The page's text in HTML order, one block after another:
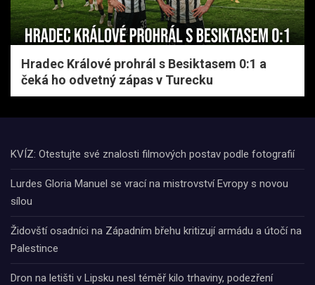
Hradec Králové prohrál s Besiktasem 0:1 a
čeká ho odvetný zápas v Turecku
KVÍZ: Otestujte své znalosti filmových postav podle fotografií
Lurdes Gloria Manuel se vrací na mistrovství Evropy s novou
sílou
Židovští osadníci na Západním břehu kritizují armádu a útočí na
Palestince
Dron na letišti v Lipsku nesl téměř kilo trhaviny, podezření